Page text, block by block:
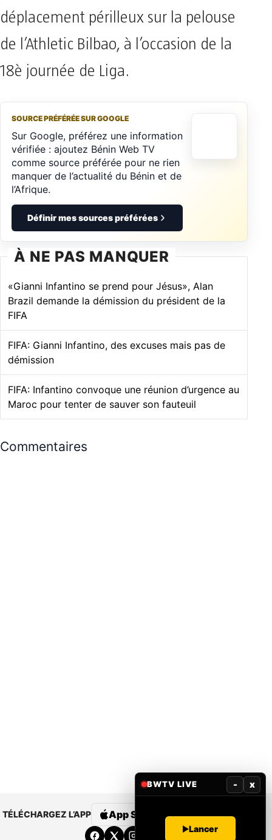
déplacement périlleux sur la pelouse
de l’Athletic Bilbao, à l’occasion de la
18è journée de Liga.
SOURCE PRÉFÉRÉE SUR GOOGLE
Sur Google, préférez une information
vérifiée : ajoutez Bénin Web TV
comme source préférée pour ne rien
manquer de l’actualité du Bénin et de
l’Afrique.
Définir mes sources préférées
À NE PAS MANQUER
«Gianni Infantino se prend pour Jésus», Alan
Brazil demande la démission du président de la
FIFA
FIFA: Gianni Infantino, des excuses mais pas de
démission
FIFA: Infantino convoque une réunion d’urgence au
Maroc pour tenter de sauver son fauteuil
Commentaires
TÉLÉCHARGEZ L’APP App Store Google Play
BWTV LIVE - x
Lancer